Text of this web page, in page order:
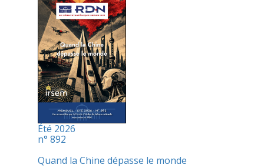
Été 2026
n° 892
Quand la Chine dépasse le monde